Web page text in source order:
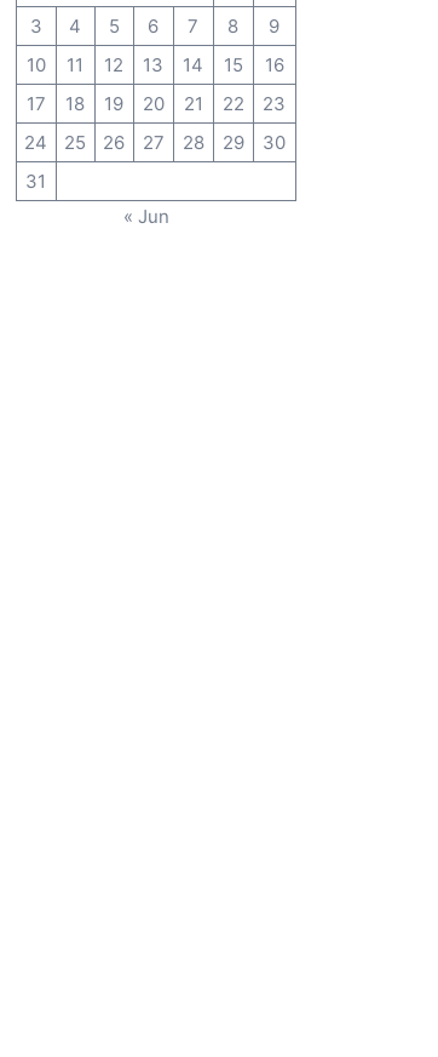
3
4 5 6 7 8
9
10
11 12 13 14 15
16
17
18 19 20 21 22
23
24
25 26 27 28 29
30
31
« Jun